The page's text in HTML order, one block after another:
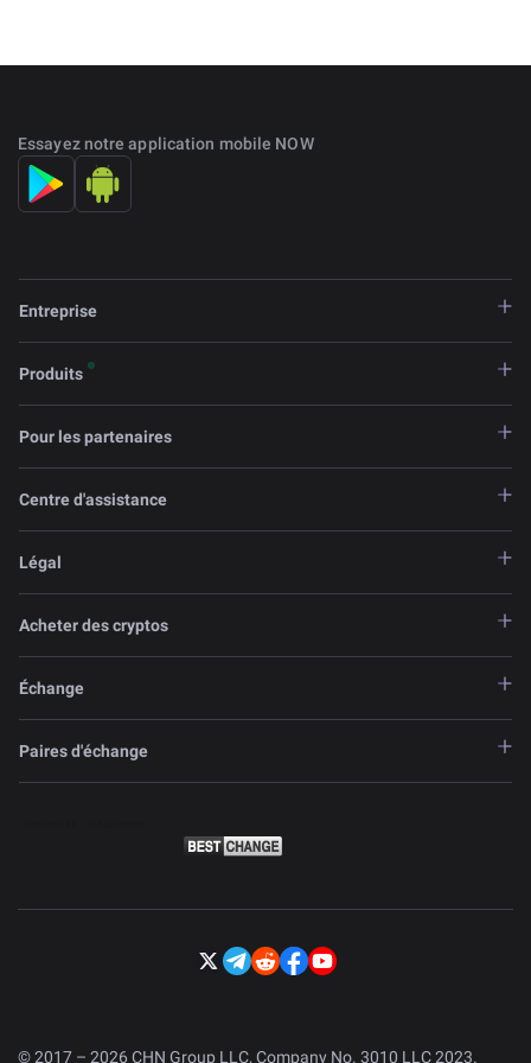
Essayez notre application mobile NOW
Entreprise
Produits
Pour les partenaires
Centre d'assistance
Légal
Acheter des cryptos
Échange
Paires d'échange
© 2017 – 2026 CHN Group LLC, Company No. 3010 LLC 2023.